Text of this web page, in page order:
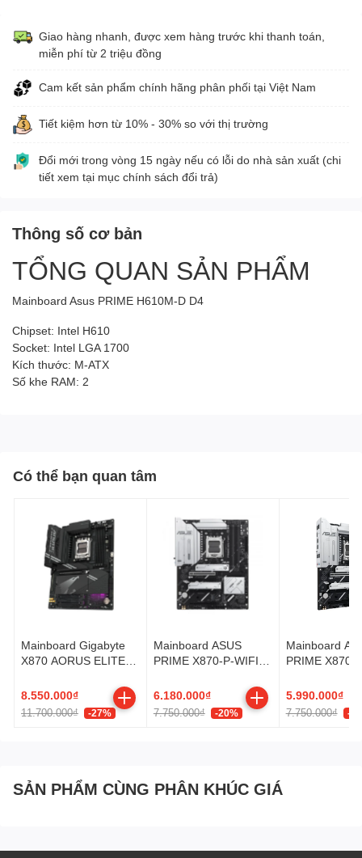
Giao hàng nhanh, được xem hàng trước khi thanh toán,
miễn phí từ 2 triệu đồng
Cam kết sản phẩm chính hãng phân phối tại Việt Nam
Tiết kiệm hơn từ 10% - 30% so với thị trường
Đổi mới trong vòng 15 ngày nếu có lỗi do nhà sản xuất (chi
tiết xem tại mục chính sách đổi trả)
Thông số cơ bản
TỔNG QUAN SẢN PHẨM
Mainboard Asus PRIME H610M-D D4
Chipset: Intel H610
Socket: Intel LGA 1700
Kích thước: M-ATX
Số khe RAM: 2
Có thể bạn quan tâm
Mainboard Gigabyte
X870 AORUS ELITE
8.550.000₫
11.700.000₫ -27%
Mainboard ASUS
PRIME X870-P-WIFI-
6.180.000₫
7.750.000₫ -20%
Mainboard
PRIME X870-
5.990.000₫
7.750.000₫ -
SẢN PHẨM CÙNG PHÂN KHÚC GIÁ